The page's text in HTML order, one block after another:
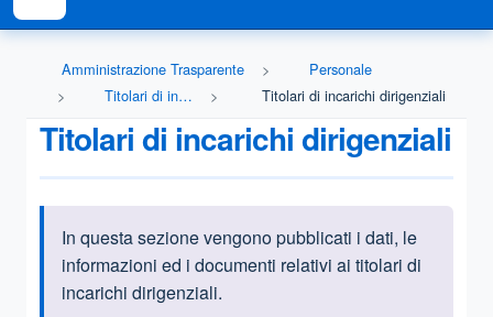
Amministrazione Trasparente
Personale
Titolari di incarichi dirigenziali (dirigenti non generali)
Titolari di incarichi dirigenziali
Titolari di incarichi dirigenziali
Informazioni introduttive
In questa sezione vengono pubblicati i dati, le
informazioni ed i documenti relativi ai titolari di
incarichi dirigenziali.